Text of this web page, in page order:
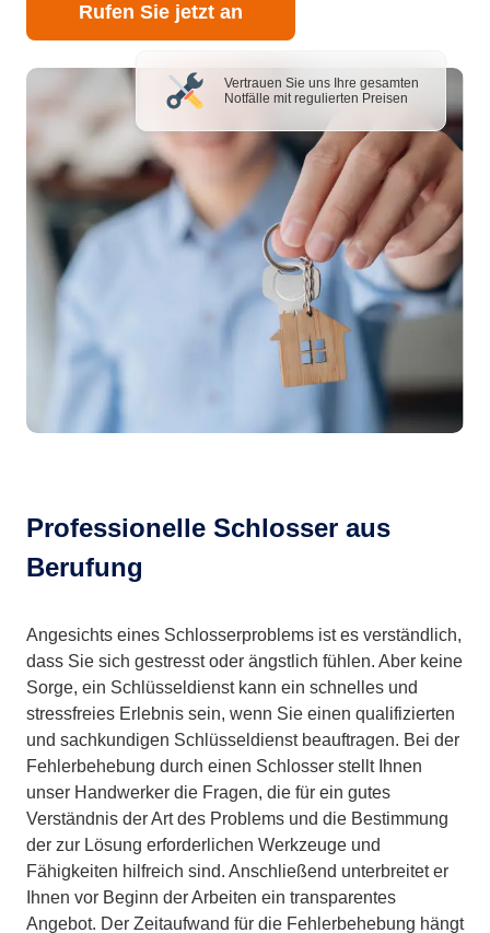
Rufen Sie jetzt an
Vertrauen Sie uns Ihre gesamten
Notfälle mit regulierten Preisen
Professionelle Schlosser aus
Berufung
Angesichts eines Schlosserproblems ist es verständlich,
dass Sie sich gestresst oder ängstlich fühlen. Aber keine
Sorge, ein Schlüsseldienst kann ein schnelles und
stressfreies Erlebnis sein, wenn Sie einen qualifizierten
und sachkundigen Schlüsseldienst beauftragen. Bei der
Fehlerbehebung durch einen Schlosser stellt Ihnen
unser Handwerker die Fragen, die für ein gutes
Verständnis der Art des Problems und die Bestimmung
der zur Lösung erforderlichen Werkzeuge und
Fähigkeiten hilfreich sind. Anschließend unterbreitet er
Ihnen vor Beginn der Arbeiten ein transparentes
Angebot. Der Zeitaufwand für die Fehlerbehebung hängt